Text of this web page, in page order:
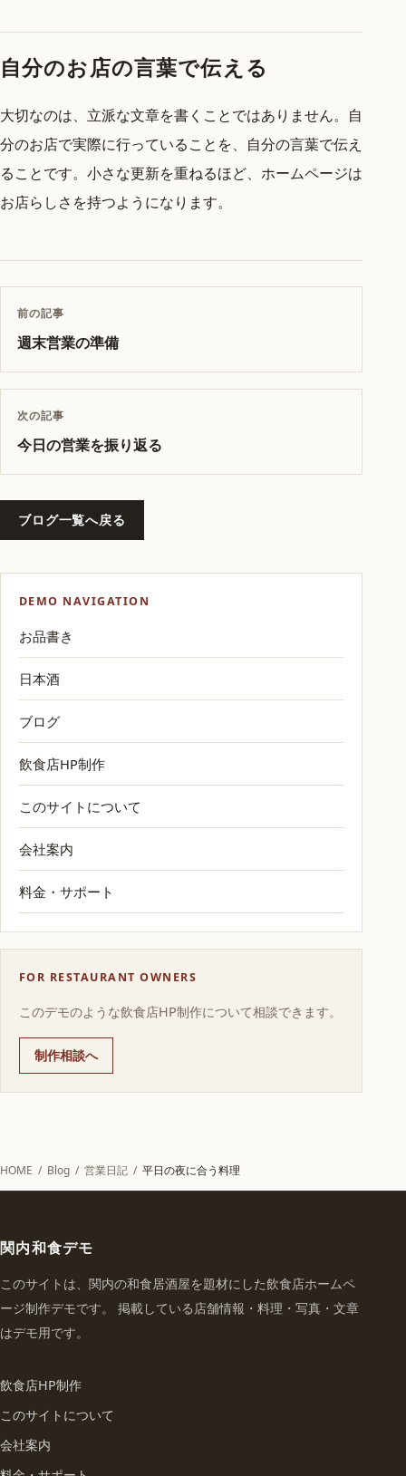
自分のお店の言葉で伝える
大切なのは、立派な文章を書くことではありません。自
分のお店で実際に行っていることを、自分の言葉で伝え
ることです。小さな更新を重ねるほど、ホームページは
お店らしさを持つようになります。
前の記事
週末営業の準備
次の記事
今日の営業を振り返る
ブログ一覧へ戻る
DEMO NAVIGATION
お品書き
日本酒
ブログ
飲食店HP制作
このサイトについて
会社案内
料金・サポート
FOR RESTAURANT OWNERS
このデモのような飲食店HP制作について相談できます。
制作相談へ
HOME / Blog / 営業日記 / 平日の夜に合う料理
関内和食デモ
このサイトは、関内の和食居酒屋を題材にした飲食店ホームペ
ージ制作デモです。 掲載している店舗情報・料理・写真・文章
はデモ用です。
飲食店HP制作
このサイトについて
会社案内